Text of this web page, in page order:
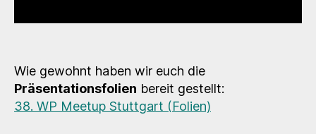
Wie gewohnt haben wir euch die
Präsentationsfolien bereit gestellt:
38. WP Meetup Stuttgart (Folien)